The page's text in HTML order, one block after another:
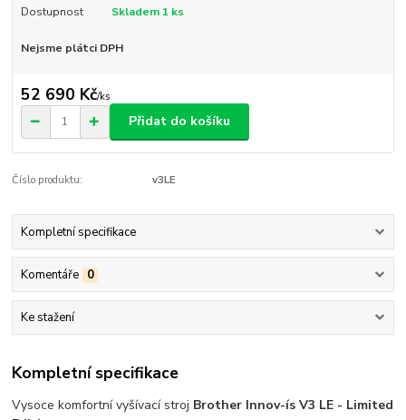
Dostupnost Skladem 1 ks
Nejsme plátci DPH
52 690 Kč/ks
Přidat do košíku
Číslo produktu: v3LE
Kompletní specifikace
Komentáře 0
Ke stažení
Kompletní specifikace
Vysoce komfortní vyšívací stroj Brother Innov-ís V3 LE - Limited